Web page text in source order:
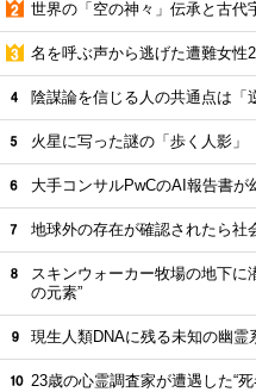
世界の「空の神々」伝承と古代
名を呼ぶ声から逃げた遭難女性
陰謀論を信じる人の共通点は「
火星に写った謎の「歩く人影」
大手コンサルPwCのAI報告書が
地球外の存在が確認されたら社
スキンウォーカー牧場の地下に
の元素”
現生人類DNAに残る未知の幽霊
23歳の心霊調査家が遭遇した“